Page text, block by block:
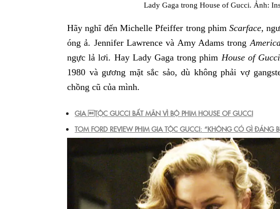
Lady Gaga trong House of Gucci. Ảnh:
Hãy nghĩ đến Michelle Pfeiffer trong phimScarface,
óng ả. Jennifer Lawrence và Amy Adams trong
ngực lả lơi. Hay Lady Gaga trong phim House of
1980 và gương mặt sắc sảo, dù không phải vợ
chồng cũ của mình.
GIA TỘC GUCCI BẤT MÃN VÌ BỘ PHIM HOUSE OF GUCCI
TOM FORD REVIEW PHIM GIA TỘC GUCCI: “KHÔNG CÓ GÌ ĐÁNG